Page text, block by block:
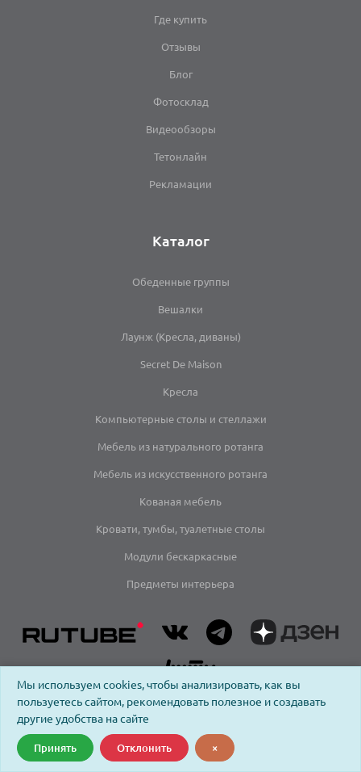
Где купить
Отзывы
Блог
Фотосклад
Видеообзоры
Тетонлайн
Рекламации
Каталог
Обеденные группы
Вешалки
Лаунж (Кресла, диваны)
Secret De Maison
Кресла
Компьютерные столы и стеллажи
Мебель из натурального ротанга
Мебель из искусственного ротанга
Кованая мебель
Кровати, тумбы, туалетные столы
Модули бескаркасные
Предметы интерьера
Мы используем cookies, чтобы анализировать, как вы
пользуетесь сайтом, рекомендовать полезное и создавать
другие удобства на сайте
Принять Отклонить ×